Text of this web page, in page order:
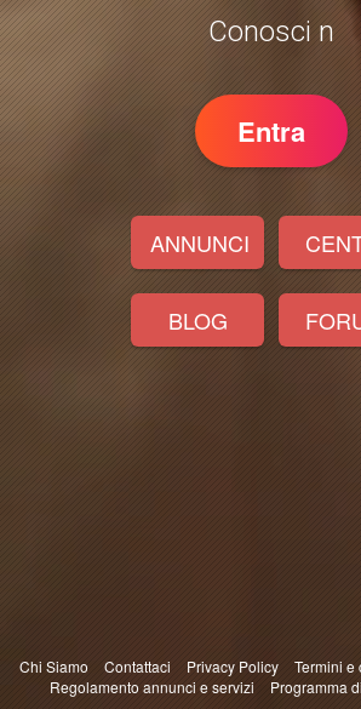
Conosci nu
Entra
ANNUNCI
BLOG
Chi Siamo Contattaci Privacy Policy Termini e
Regolamento annunci e servizi
Programma